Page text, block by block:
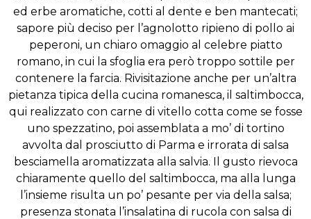
ed erbe aromatiche, cotti al dente e ben mantecati;
sapore più deciso per l’agnolotto ripieno di pollo ai
peperoni, un chiaro omaggio al celebre piatto
romano, in cui la sfoglia era però troppo sottile per
contenere la farcia. Rivisitazione anche per un’altra
pietanza tipica della cucina romanesca, il saltimbocca,
qui realizzato con carne di vitello cotta come se fosse
uno spezzatino, poi assemblata a mo’ di tortino
avvolta dal prosciutto di Parma e irrorata di salsa
besciamella aromatizzata alla salvia. Il gusto rievoca
chiaramente quello del saltimbocca, ma alla lunga
l’insieme risulta un po’ pesante per via della salsa;
presenza stonata l’insalatina di rucola con salsa di